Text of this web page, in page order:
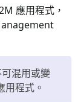
應用程式，
混用或變
程式。